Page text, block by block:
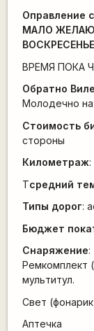
Оправление
МАЛО
ВРЕМЯ ПОКА
Обратно
Молодечно на
Стоимость
стороны
Километраж:
Тсредний
Типы дорог:
Бюджет
Снаряжение:
Ремкомплект
мультитул.
Свет
Аптечка